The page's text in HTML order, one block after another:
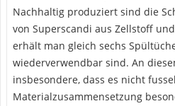
Nachhaltig produziert sind die
von Superscandi aus Zellstoff
erhält man gleich sechs
wiederverwendbar sind. An
insbesondere, dass es nicht
Materialzusammensetzung